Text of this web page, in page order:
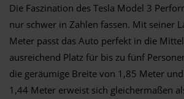
Die Faszination des Tesla Model 3
nur schwer in Zahlen fassen. Mit seiner
Meter passt das Auto perfekt in die
ausreichend Platz für bis zu fünf
die geräumige Breite von 1,85 Meter
1,44 Meter erweist sich gleichermaßen